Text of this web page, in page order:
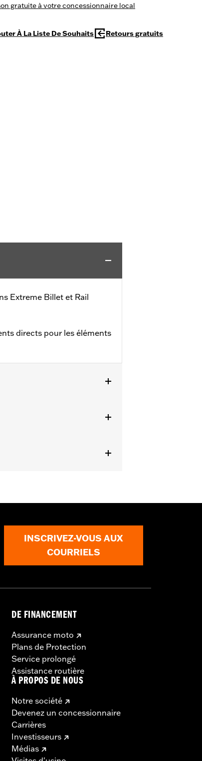
gratuite à votre concessionnaire local
À La Liste De Souhaits Retours gratuits
Extreme Billet et Rail
directs pour les éléments
pour la vente et l'utilisation
INSCRIVEZ-VOUS AUX
COURRIELS
DE FINANCEMENT
Assurance moto
Plans de Protection
Service prolongé
Assistance routière
À PROPOS DE NOUS
Notre société
Devenez un concessionnaire
Carrières
Investisseurs
Médias